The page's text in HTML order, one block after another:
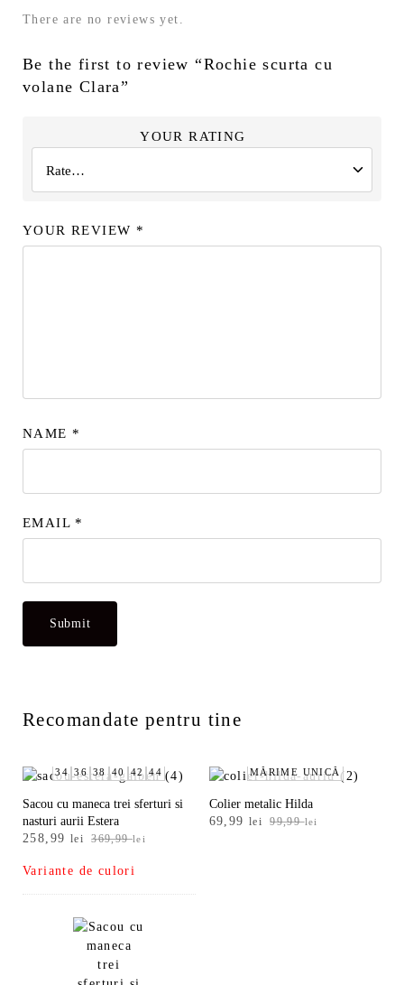
There are no reviews yet.
Be the first to review “Rochie scurta cu
volane Clara”
YOUR RATING
YOUR REVIEW *
NAME *
EMAIL *
Recomandate pentru tine
34 36 38 40 42 44
Sacou cu maneca trei sferturi si
nasturi aurii Estera
369,99lei
Prețul
a
fost:
258,99 lei
Prețul
este:
258,99 lei.
Variante de culori
MĂRIME UNICĂ
Colier metalic Hilda
99,99lei
Prețul
69,99 lei
Prețul